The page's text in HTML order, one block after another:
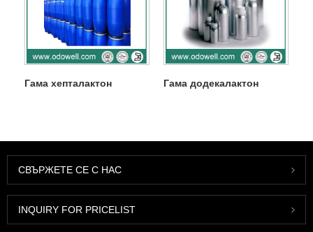
Гама хепталактон Гама додекалактон
СВЪРЖЕТЕ СЕ С НАС
INQUIRY FOR PRICELIST